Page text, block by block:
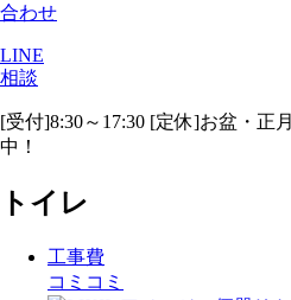
合わせ
LINE
相談
[受付]8:30～17:30 [定休]お盆・正月
中！
トイレ
工事費
コミコミ